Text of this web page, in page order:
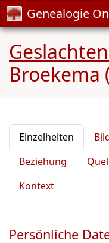
Genealogie
Broekema
Einzelheiten
Beziehung
Kontext
Persönliche